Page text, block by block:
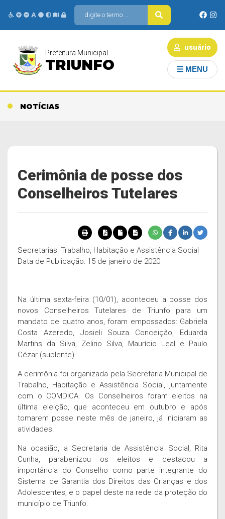
usuário
Prefeitura Municipal
TRIUNFO MENU
NOTÍCIAS
Cerimônia de posse dos
Conselheiros Tutelares
Secretarias: Trabalho, Habitação e Assistência Social
Data de Publicação: 15 de janeiro de 2020
Na última sexta-feira (10/01), aconteceu a posse dos
novos Conselheiros Tutelares de Triunfo para um
mandato de quatro anos, foram empossados: Gabriela
Costa Azeredo, Josieli Souza Conceição, Eduarda
Martins da Silva, Zelirio Silva, Maurício Leal e Paulo
Cézar (suplente).
A cerimônia foi organizada pela Secretaria Municipal de
Trabalho, Habitação e Assistência Social, juntamente
com o COMDICA. Os Conselheiros foram eleitos na
última eleição, que aconteceu em outubro e após
tomarem posse neste mês de janeiro, já iniciaram as
atividades.
Na ocasião, a Secretaria de Assistência Social, Rita
Cunha, parabenizou os eleitos e destacou a
importância do Conselho como parte integrante do
Sistema de Garantia dos Direitos das Crianças e dos
Adolescentes, e o papel deste na rede da proteção do
município de Triunfo.